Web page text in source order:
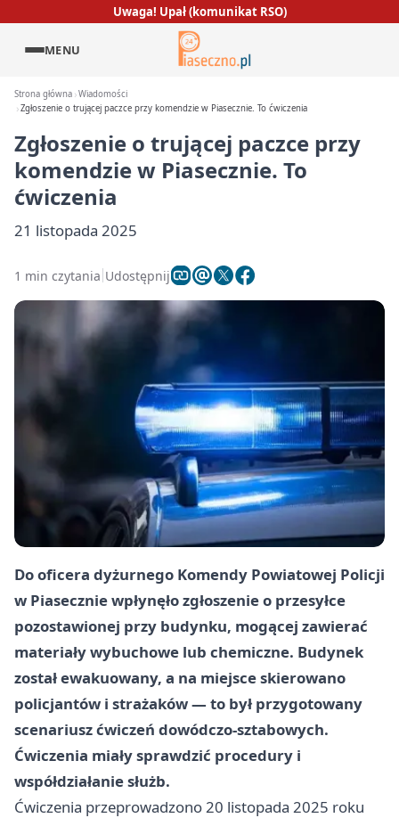
Uwaga! Upał (komunikat RSO)
MENU
Strona główna Wiadomości
Zgłoszenie o trującej paczce przy komendzie w Piasecznie. To ćwiczenia
Zgłoszenie o trującej paczce przy
komendzie w Piasecznie. To
ćwiczenia
21 listopada 2025
1 min czytania Udostępnij
Do oficera dyżurnego Komendy Powiatowej Policji
w Piasecznie wpłynęło zgłoszenie o przesyłce
pozostawionej przy budynku, mogącej zawierać
materiały wybuchowe lub chemiczne. Budynek
został ewakuowany, a na miejsce skierowano
policjantów i strażaków — to był przygotowany
scenariusz ćwiczeń dowódczo-sztabowych.
Ćwiczenia miały sprawdzić procedury i
współdziałanie służb.
Ćwiczenia przeprowadzono 20 listopada 2025 roku